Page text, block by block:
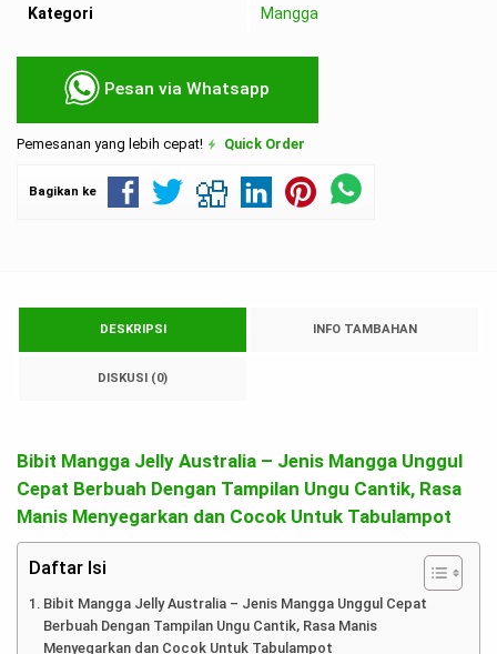
Kategori Mangga
Pesan via Whatsapp
Pemesanan yang lebih cepat! Quick Order
Bagikan ke
DESKRIPSI INFO TAMBAHAN
DISKUSI (0)
Bibit Mangga Jelly Australia – Jenis Mangga Unggul
Cepat Berbuah Dengan Tampilan Ungu Cantik, Rasa
Manis Menyegarkan dan Cocok Untuk Tabulampot
Daftar Isi
Bibit Mangga Jelly Australia – Jenis Mangga Unggul Cepat
Berbuah Dengan Tampilan Ungu Cantik, Rasa Manis
Menyegarkan dan Cocok Untuk Tabulampot